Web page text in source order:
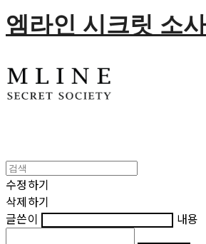
엠라인 시크릿 소
수정하기
삭제하기
글쓴이
내용